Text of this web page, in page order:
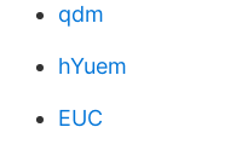
qdm
hYuem
EUC